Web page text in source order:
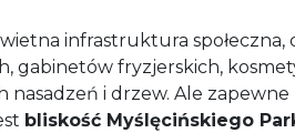
infrastruktura społeczna,
gabinetów fryzjerskich,
nasadzeń i drzew. Ale
bliskość Myślęcińskiego